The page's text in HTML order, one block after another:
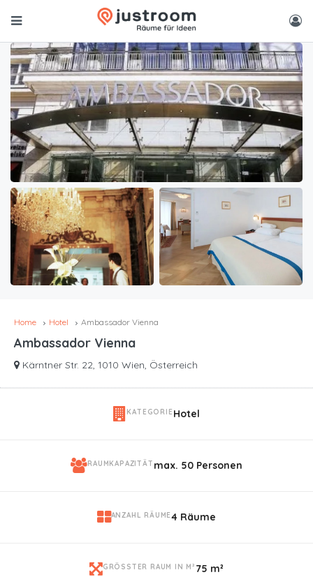
Home Hotel Ambassador Vienna
Ambassador Vienna
Kärntner Str. 22, 1010 Wien, Österreich
KATEGORIE Hotel
RAUMKAPAZITÄT max. 50 Personen
ANZAHL RÄUME4 Räume
GRÖSSTER RAUM IN M² 75 m²